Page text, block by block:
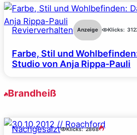
Revierverhalten Anzeige Klicks:
Farbe, Stil und
Studio von Anja Rippa-Pauli
Brandheiß
Nachgesalzt Klicks: 2868